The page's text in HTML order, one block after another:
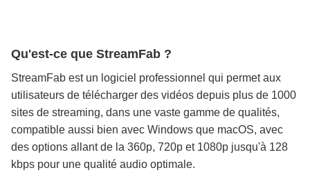
Qu'est-ce que StreamFab ?
StreamFab est un logiciel professionnel qui permet aux
utilisateurs de télécharger des vidéos depuis plus de 1000
sites de streaming, dans une vaste gamme de qualités,
compatible aussi bien avec Windows que macOS, avec
des options allant de la 360p, 720p et 1080p jusqu'à 128
kbps pour une qualité audio optimale.